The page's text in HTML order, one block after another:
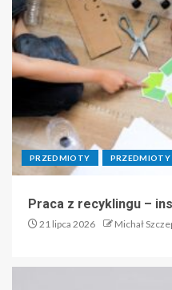
PRZEDMIOTY PRZEDMIOTY
Praca z recyklingu –
21 lipca 2026 Michał